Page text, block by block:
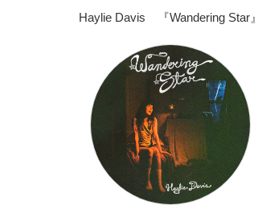
Haylie Davis 『Wandering Star』